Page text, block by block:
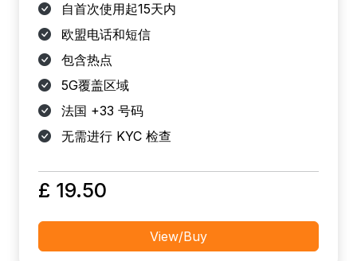
自首次使用起15天内
欧盟电话和短信
包含热点
5G覆盖区域
法国 +33 号码
无需进行 KYC 检查
£ 19.50
View/Buy